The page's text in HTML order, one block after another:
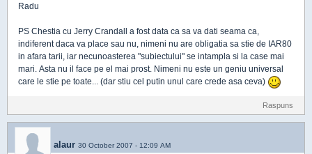
Radu
PS Chestia cu Jerry Crandall a fost data ca sa va dati seama ca,
indiferent daca va place sau nu, nimeni nu are obligatia sa stie de IAR80
in afara tarii, iar necunoasterea "subiectului" se intampla si la case mai
mari. Asta nu il face pe el mai prost. Nimeni nu este un geniu universal
care le stie pe toate... (dar stiu cel putin unul care crede asa ceva)
Raspuns
alaur 30 October 2007 - 12:09 AM